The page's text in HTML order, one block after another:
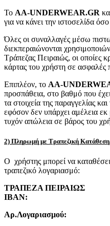
Το AA-UNDERWEAR.GR
για να κάνει την ιστοσελίδα
Όλες οι συναλλαγές μέσω
διεκπεραιώνονται
Τράπεζας Πειραιώς, οι οποίες
κάρτας του χρήστη σε ασφαλές
Επιπλέον, το AA-
προσπάθεια, στο βαθμό που
τα στοιχεία της παραγγελίας
εφόσον δεν υπάρχει αμέλεια εκ
τυχόν απώλεια σε βάρος του
2) Πληρωμή με Τραπεζική
Ο χρήστης μπορεί να
τραπεζικό λογαριασμό:
ΤΡΑΠΕΖΑ ΠΕΙΡΑΙΩΣ
IBAN:
Αρ.Λογαριασμού: